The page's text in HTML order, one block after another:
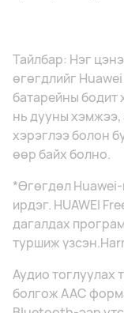
Тайлбар: Нэг
өгөгдлийг
батарейны бодит
нь дууны хэмжээ,
хэрэглээ болон
өөр байх болно.
*Өгөгдөл
ирдэг. HUAWEI
дагалдах
туршиж
Аудио тоглуулах
болгож AAC